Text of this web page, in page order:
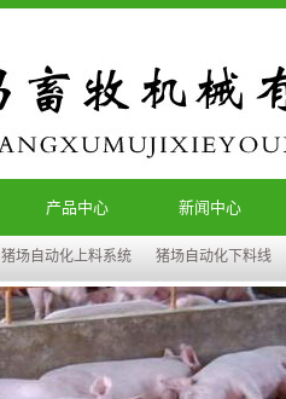
产品中心 新闻中心
猪场自动化上料系统 猪场自动化下料线